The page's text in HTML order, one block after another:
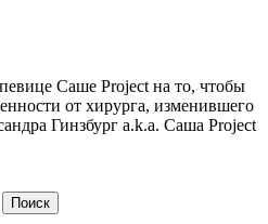
Саше Project на то, чтобы
от хирурга, изменившего
Гинзбург a.k.a. Саша Project
Поиск